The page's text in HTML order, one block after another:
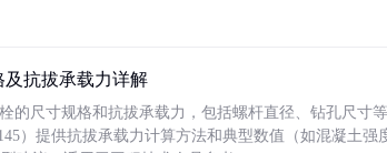
抗拔承载力详解
的尺寸规格和抗拔承载力，包括螺杆直径、钻孔尺寸
）提供抗拔承载力计算方法和典型数值（如混凝土强